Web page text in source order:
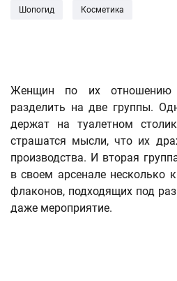
Шопогид Косметика
Женщин по их
разделить на две группы.
держат на туалетном
страшатся мысли, что их
производства. И вторая
в своем арсенале несколько
флаконов, подходящих под
даже мероприятие.